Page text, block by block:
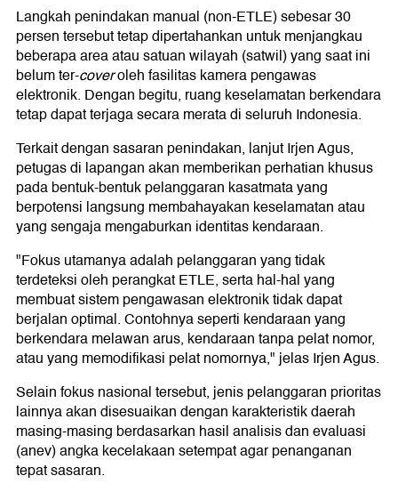
Langkah penindakan manual (non-ETLE) sebesar 30
persen tersebut tetap dipertahankan untuk menjangkau
beberapa area atau satuan wilayah (satwil) yang saat ini
belum ter-coveroleh fasilitas kamera pengawas
elektronik. Dengan begitu, ruang keselamatan berkendara
tetap dapat terjaga secara merata di seluruh Indonesia.
Terkait dengan sasaran penindakan, lanjut Irjen Agus,
petugas di lapangan akan memberikan perhatian khusus
pada bentuk-bentuk pelanggaran kasatmata yang
berpotensi langsung membahayakan keselamatan atau
yang sengaja mengaburkan identitas kendaraan.
"Fokus utamanya adalah pelanggaran yang tidak
terdeteksi oleh perangkat ETLE, serta hal-hal yang
membuat sistem pengawasan elektronik tidak dapat
berjalan optimal. Contohnya seperti kendaraan yang
berkendara melawan arus, kendaraan tanpa pelat nomor,
atau yang memodifikasi pelat nomornya," jelas Irjen Agus.
Selain fokus nasional tersebut, jenis pelanggaran prioritas
lainnya akan disesuaikan dengan karakteristik daerah
masing-masing berdasarkan hasil analisis dan evaluasi
(anev) angka kecelakaan setempat agar penanganan
tepat sasaran.